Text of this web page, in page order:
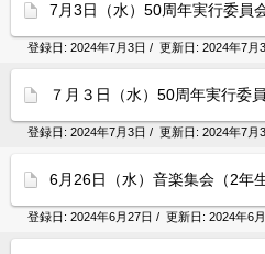
7月3日（水）50周年実行委員
登録日: 2024年7月3日 / 更新日: 2024年7月
７月３日（水）50周年実行委
登録日: 2024年7月3日 / 更新日: 2024年7月
6月26日（水）音楽集会（2年生
登録日: 2024年6月27日 / 更新日: 2024年6